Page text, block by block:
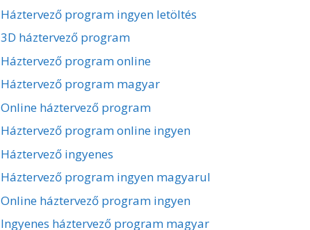
Háztervező program ingyen letöltés
3D háztervező program
Háztervező program online
Háztervező program magyar
Online háztervező program
Háztervező program online ingyen
Háztervező ingyenes
Háztervező program ingyen magyarul
Online háztervező program ingyen
Ingyenes háztervező program magyar